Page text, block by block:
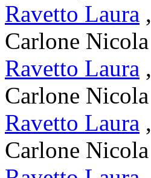
Ravetto Laura ,
Carlone Nicola
Ravetto Laura ,
Carlone Nicola
Ravetto Laura ,
Carlone Nicola